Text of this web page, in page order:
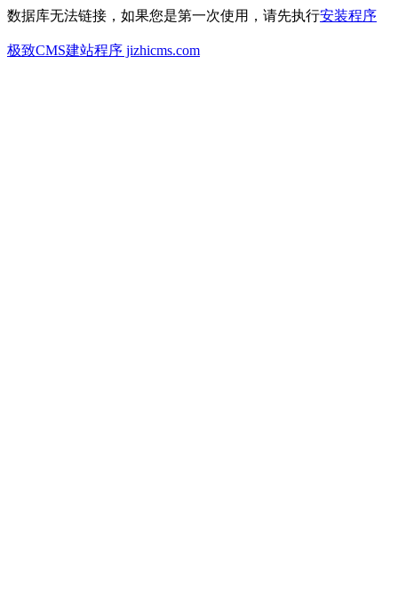
数据库无法链接，如果您是第一次使用，请先执行安装程序
极致CMS建站程序 jizhicms.com